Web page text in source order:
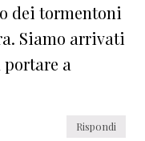
dei tormentoni
Siamo arrivati
a
Rispondi